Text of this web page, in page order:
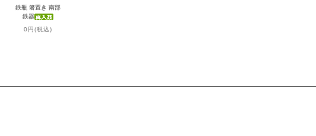
鉄瓶 箸置き 南部
鉄器
0円(税込)